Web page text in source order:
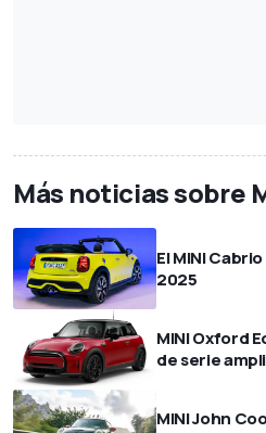
Más noticias sobre
El MINI
2025
MINI Oxford
de serie
MINI John